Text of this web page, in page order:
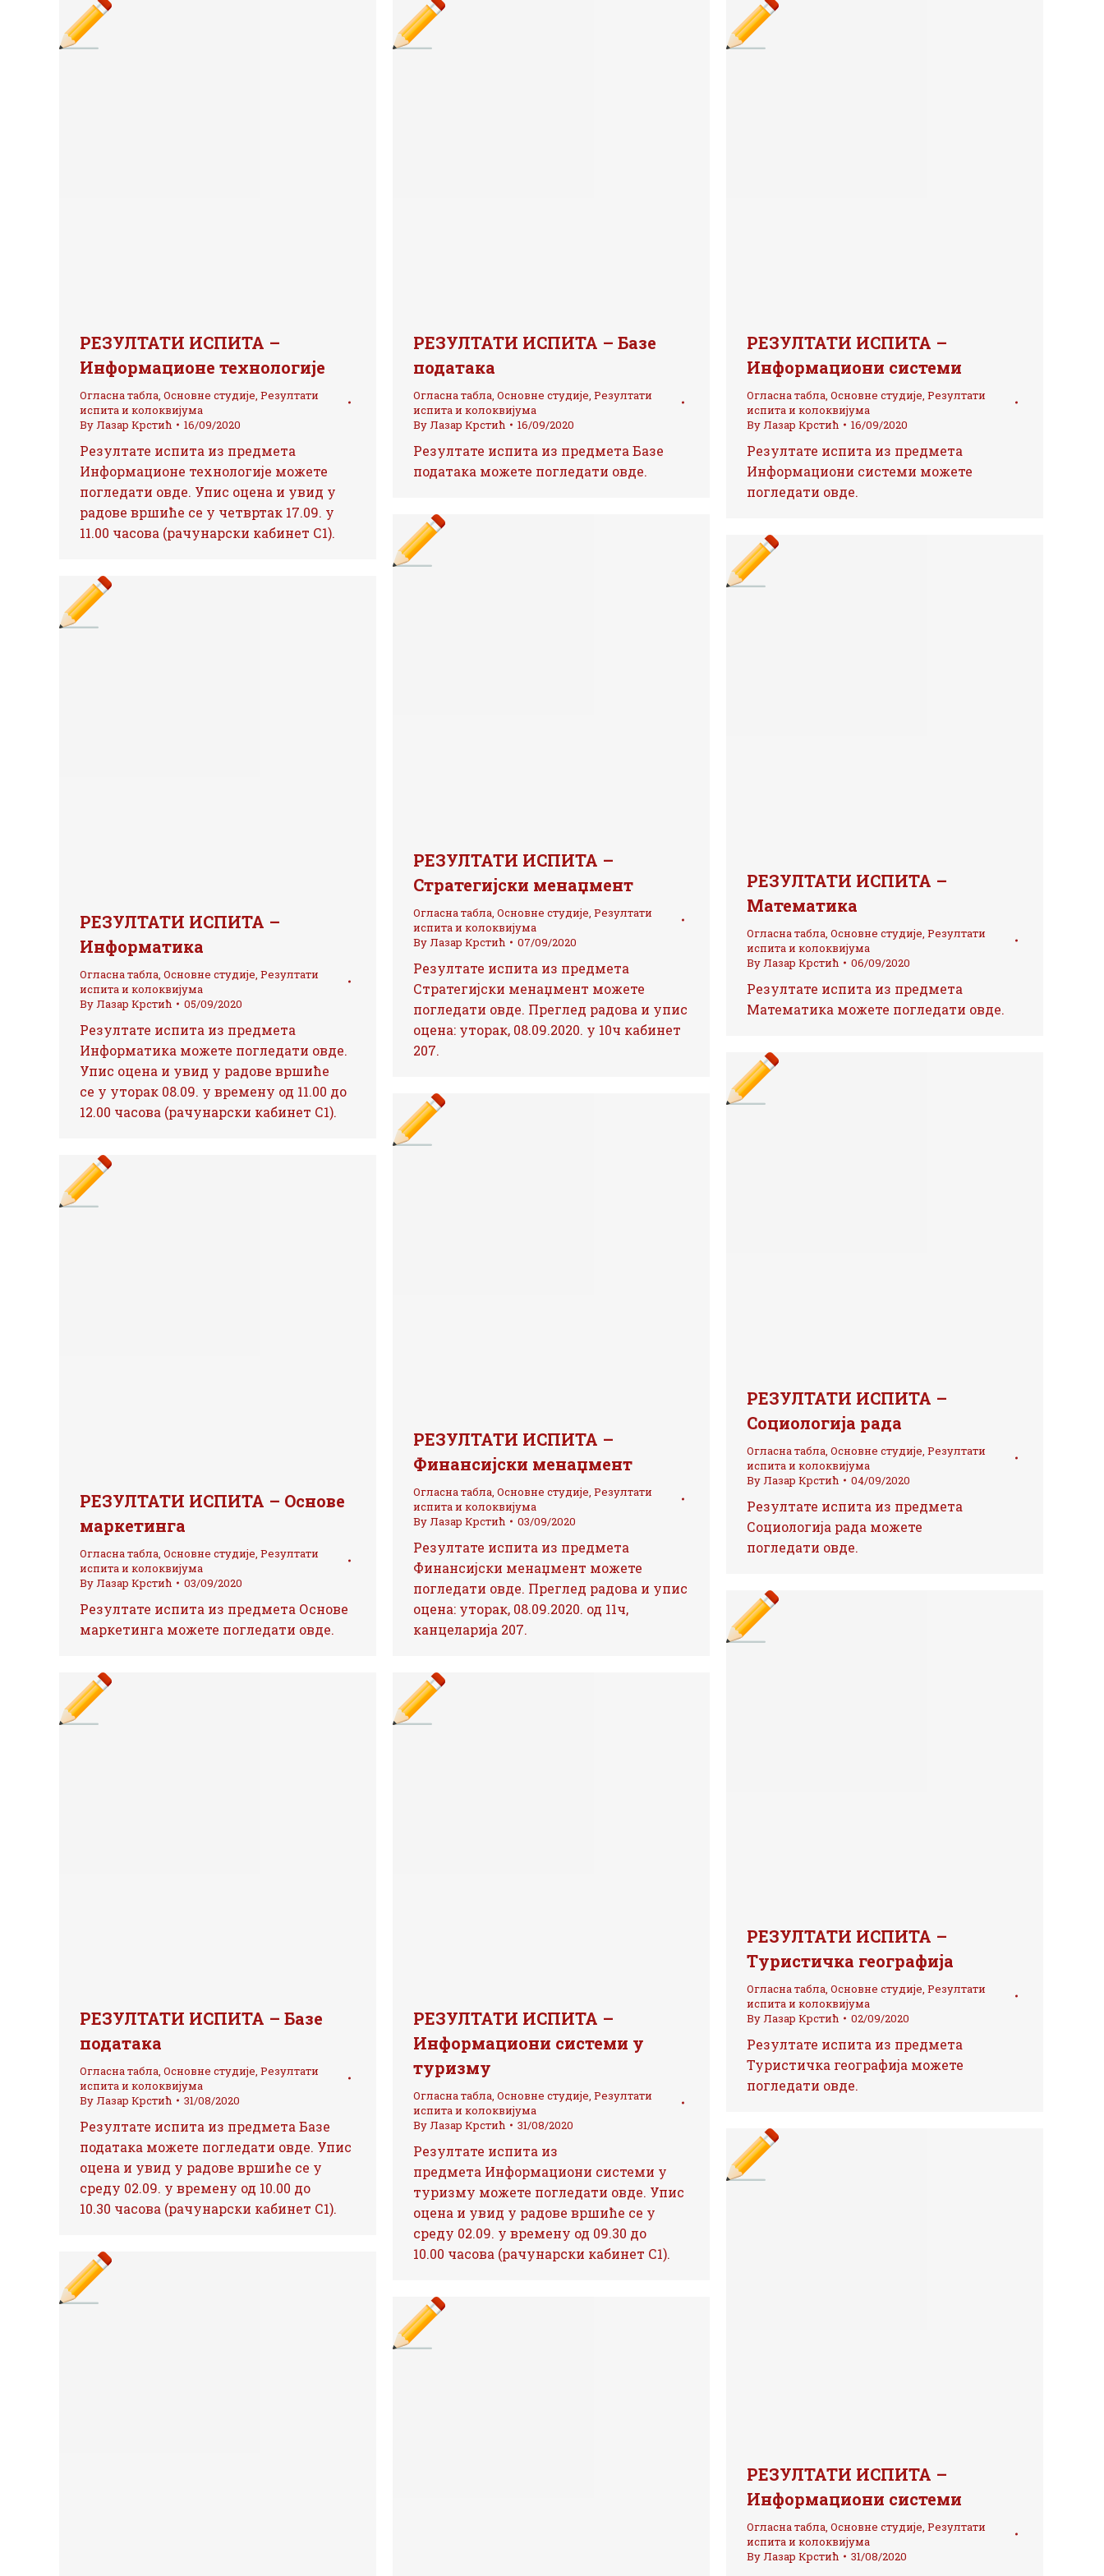
РЕЗУЛТАТИ ИСПИТА –
Информационе технологије
Огласна табла, Основне студије, Резултати
испита и колоквијума
ByЛазар Крстић 16/09/2020
Резултате испита из предмета
Информационе технологије можете
погледати овде. Упис оцена и увид у
радове вршиће се у четвртак 17.09. у
11.00 часова (рачунарски кабинет С1).
РЕЗУЛТАТИ ИСПИТА – Базе
података
Огласна табла, Основне студије, Резултати
испита и колоквијума
ByЛазар Крстић 16/09/2020
Резултате испита из предмета Базе
података можете погледати овде.
РЕЗУЛТАТИ ИСПИТА –
Информациони системи
Огласна табла, Основне студије, Резултати
испита и колоквијума
ByЛазар Крстић 16/09/2020
Резултате испита из предмета
Информациони системи можете
погледати овде.
РЕЗУЛТАТИ ИСПИТА –
Стратегијски менаџмент
Огласна табла, Основне студије, Резултати
испита и колоквијума
ByЛазар Крстић 07/09/2020
Резултате испита из предмета
Стратегијски менаџмент можете
погледати овде. Преглед радова и упис
оцена: уторак, 08.09.2020. у 10ч кабинет
207.
РЕЗУЛТАТИ ИСПИТА –
Математика
Огласна табла, Основне студије, Резултати
испита и колоквијума
ByЛазар Крстић 06/09/2020
Резултате испита из предмета
Математика можете погледати овде.
РЕЗУЛТАТИ ИСПИТА –
Информатика
Огласна табла, Основне студије, Резултати
испита и колоквијума
ByЛазар Крстић 05/09/2020
Резултате испита из предмета
Информатика можете погледати овде.
Упис оцена и увид у радове вршиће
се у уторак 08.09. у времену од 11.00 до
12.00 часова (рачунарски кабинет С1).
РЕЗУЛТАТИ ИСПИТА –
Социологија рада
Огласна табла, Основне студије, Резултати
испита и колоквијума
ByЛазар Крстић 04/09/2020
Резултате испита из предмета
Социологија рада можете
погледати овде.
РЕЗУЛТАТИ ИСПИТА –
Финансијски менаџмент
Огласна табла, Основне студије, Резултати
испита и колоквијума
ByЛазар Крстић 03/09/2020
Резултате испита из предмета
Финансијски менаџмент можете
погледати овде. Преглед радова и упис
оцена: уторак, 08.09.2020. од 11ч,
канцеларија 207.
РЕЗУЛТАТИ ИСПИТА – Основе
маркетинга
Огласна табла, Основне студије, Резултати
испита и колоквијума
ByЛазар Крстић 03/09/2020
Резултате испита из предмета Основе
маркетинга можете погледати овде.
РЕЗУЛТАТИ ИСПИТА –
Туристичка географија
Огласна табла, Основне студије, Резултати
испита и колоквијума
ByЛазар Крстић 02/09/2020
Резултате испита из предмета
Туристичка географија можете
погледати овде.
РЕЗУЛТАТИ ИСПИТА – Базе
података
Огласна табла, Основне студије, Резултати
испита и колоквијума
ByЛазар Крстић 31/08/2020
Резултате испита из предмета Базе
података можете погледати овде. Упис
оцена и увид у радове вршиће се у
среду 02.09. у времену од 10.00 до
10.30 часова (рачунарски кабинет С1).
РЕЗУЛТАТИ ИСПИТА –
Информациони системи у
туризму
Огласна табла, Основне студије, Резултати
испита и колоквијума
ByЛазар Крстић 31/08/2020
Резултате испита из
предмета Информациони системи у
туризму можете погледати овде. Упис
оцена и увид у радове вршиће се у
среду 02.09. у времену од 09.30 до
10.00 часова (рачунарски кабинет С1).
РЕЗУЛТАТИ ИСПИТА –
Информациони системи
Огласна табла, Основне студије, Резултати
испита и колоквијума
ByЛазар Крстић 31/08/2020